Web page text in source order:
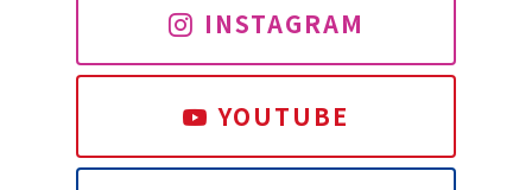
INSTAGRAM
YOUTUBE